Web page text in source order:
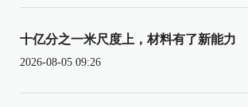
十亿分之一米尺度上，材料有了新能力
2026-08-05 09:26